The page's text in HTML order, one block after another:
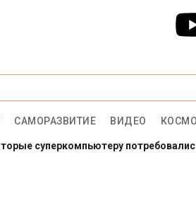
САМОРАЗВИТИЕ ВИДЕО
суперкомпьютеру